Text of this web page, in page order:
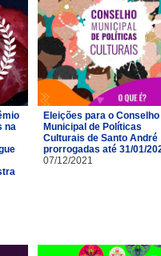
na
Eleições para o Conselho
Municipal de Políticas
Culturais de Santo André
prorrogadas até 31/01/
07/12/2021